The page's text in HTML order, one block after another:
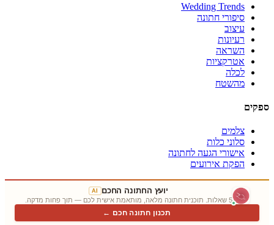
Wedding Trends
סיפורי חתונה
עיצוב
רעיונות
השראה
אטרקציות
לכלה
מהשטח
ספקים
צלמים
סלוני כלות
אישורי הגעה לחתונה
הפקת אירועים
יועץ החתונה החכם AI
5 שאלות. תוכנית חתונה מלאה, מותאמת אישית לכם — תוך פחות מדקה.
תכנון חתונה חכם ←